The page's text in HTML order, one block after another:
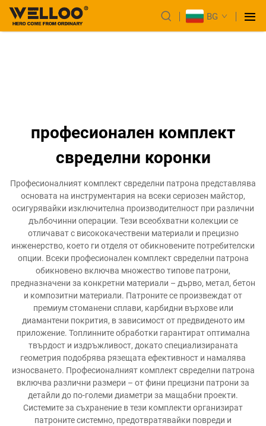
BG
професионален комплект
свределни коронки
Професионалният комплект свределни патрона представлява
основата на инструментария на всеки сериозен майстор,
осигурявайки изключителна производителност при различни
дълбочинни операции. Тези всеобхватни колекции се
отличават с висококачествени материали и прецизно
инженерство, което ги отделя от обикновените потребителски
опции. Всеки професионален комплект свределни патрона
обикновено включва множество типове патрони,
предназначени за конкретни материали – дърво, метал, бетон
и композитни материали. Патроните се произвеждат от
премиум стоманени сплави, карбидни върхове или
диамантени покрития, в зависимост от предвиденото им
приложение. Топлинните обработки гарантират оптимална
твърдост и издръжливост, докато специализираната
геометрия подобрява рязещата ефективност и намалява
износването. Професионалният комплект свределни патрона
включва различни размери – от фини прецизни патрони за
детайли до по-големи диаметри за мащабни проекти.
Системите за съхранение в тези комплекти организират
патроните системно, предотвратявайки повреди и